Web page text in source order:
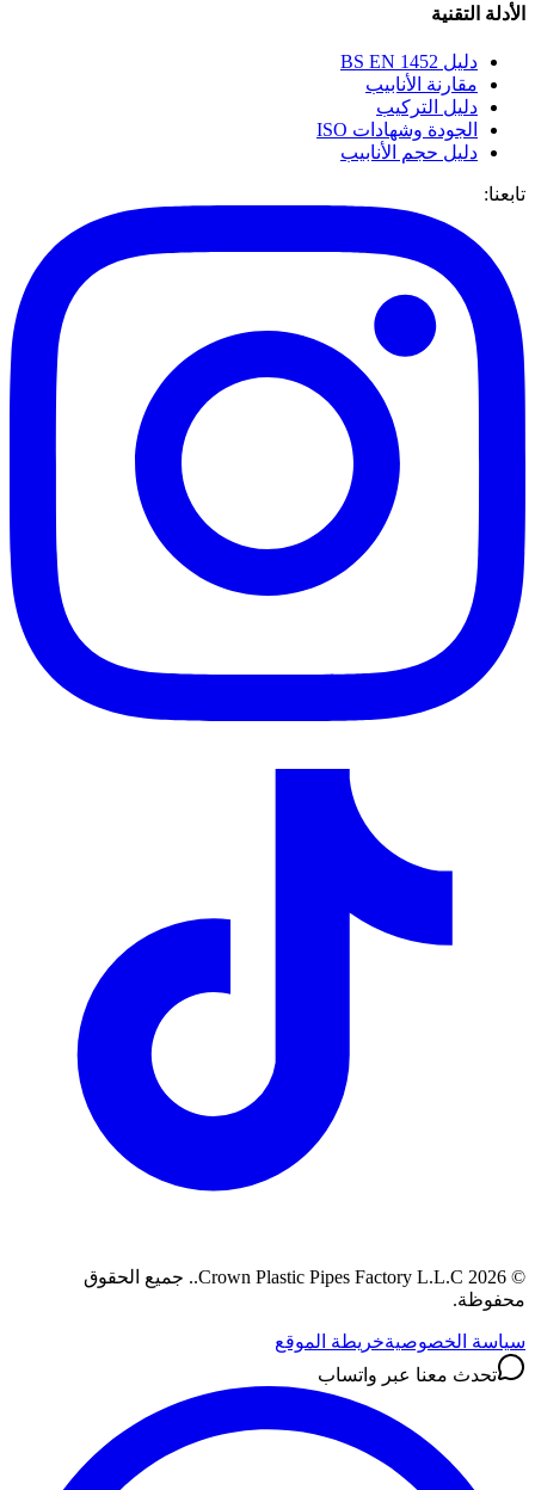
الأدلة التقنية
دليل BS EN 1452
مقارنة الأنابيب
دليل التركيب
الجودة وشهادات ISO
دليل حجم الأنابيب
تابعنا:
©
2026
Crown Plastic Pipes Factory L.L.C.
. جميع الحقوق
محفوظة.
سياسة الخصوصيةخريطة الموقع
تحدث معنا عبر واتساب